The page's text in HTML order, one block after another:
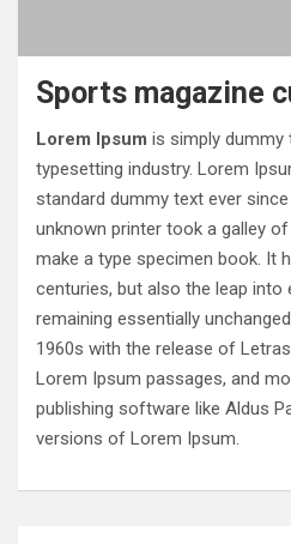
Sports magazine
Lorem Ipsum is simply dummy
typesetting industry. Lorem
standard dummy text ever
unknown printer took a galley
make a type specimen book. It
centuries, but also the leap into
remaining essentially
1960s with the release of
Lorem Ipsum passages, and
publishing software like Aldus
versions of Lorem Ipsum.